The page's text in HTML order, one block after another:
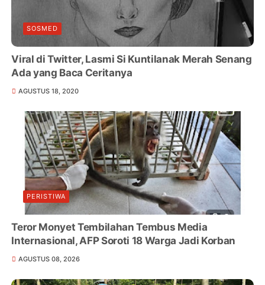
SOSMED
Viral di Twitter, Lasmi Si Kuntilanak Merah Senang
Ada yang Baca Ceritanya
AGUSTUS 18, 2020
PERISTIWA
Teror Monyet Tembilahan Tembus Media
Internasional, AFP Soroti 18 Warga Jadi Korban
AGUSTUS 08, 2026